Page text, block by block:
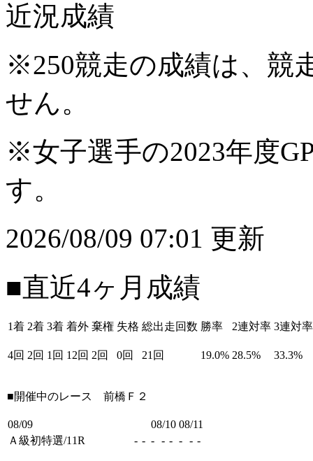
近況成績
※250競走の成績は、競
せん。
※女子選手の2023年度
す。
2026/08/09 07:01 更新
■直近4ヶ月成績
1着 2着 3着 着外 棄権 失格 総出走回数 勝率 2連対率 3連対率
4回 2回 1回 12回 2回 0回 21回 19.0% 28.5% 33.3%
■開催中のレース 前橋Ｆ２
08/09 08/10 08/11
Ａ級初特選/11R
- - - - - - - -